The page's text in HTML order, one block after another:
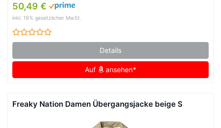
50,49 €
inkl. 19% gesetzlicher MwSt.
Details
Auf ansehen*
Freaky Nation Damen Übergangsjacke beige S